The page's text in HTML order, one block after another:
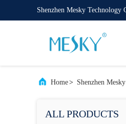
Shenzhen Mesky Technology
Home> Shenzhen
ALL PRODUCTS